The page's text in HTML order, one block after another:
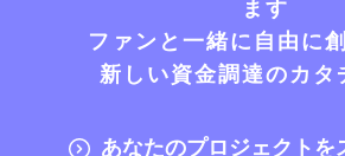
ファンと一緒に自由に
新しい資金調達のカタ
あなたのプロジェクトを